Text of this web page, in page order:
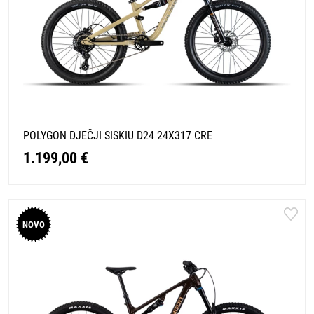
POLYGON DJEČJI SISKIU D24 24X317 CRE
1.199,00 €
NOVO